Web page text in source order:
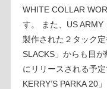
WHITE COLLAR
す。 また、US ARMY
製作された２タック
SLACKS」からも目
にリリースされる予
KERRY’S PARKA 20